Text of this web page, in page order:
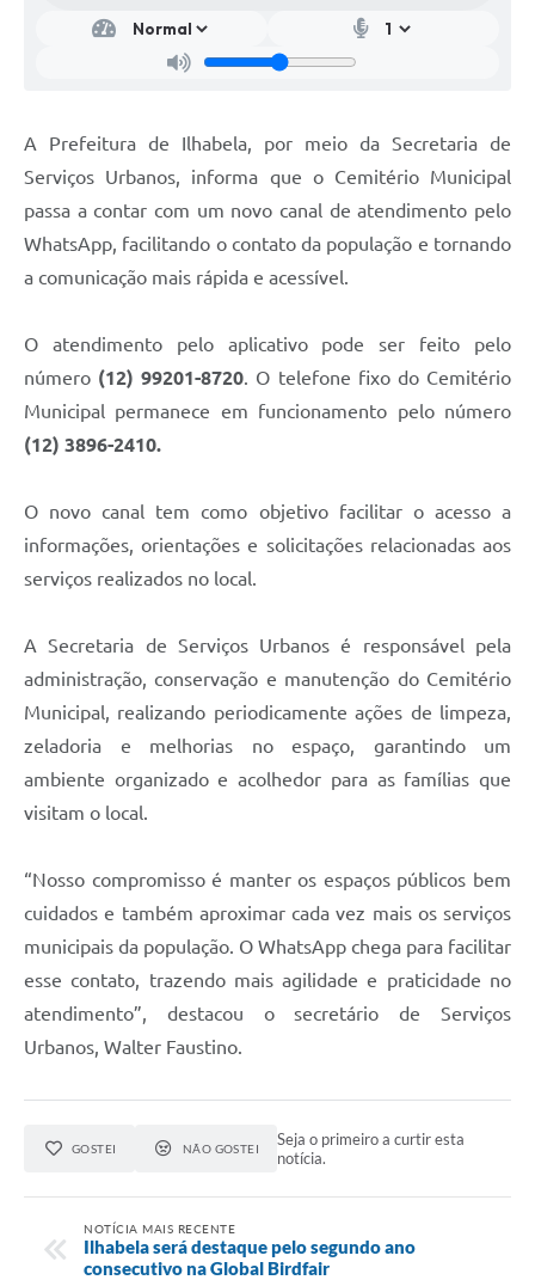
A Prefeitura de Ilhabela, por meio da Secretaria de
Serviços Urbanos, informa que o Cemitério Municipal
passa a contar com um novo canal de atendimento pelo
WhatsApp, facilitando o contato da população e tornando
a comunicação mais rápida e acessível.
O atendimento pelo aplicativo pode ser feito pelo
número (12) 99201-8720 . O telefone fixo do Cemitério
Municipal permanece em funcionamento pelo número
(12) 3896-2410.
O novo canal tem como objetivo facilitar o acesso a
informações, orientações e solicitações relacionadas aos
serviços realizados no local.
A Secretaria de Serviços Urbanos é responsável pela
administração, conservação e manutenção do Cemitério
Municipal, realizando periodicamente ações de limpeza,
zeladoria e melhorias no espaço, garantindo um
ambiente organizado e acolhedor para as famílias que
visitam o local.
“Nosso compromisso é manter os espaços públicos bem
cuidados e também aproximar cada vez mais os serviços
municipais da população. O WhatsApp chega para facilitar
esse contato, trazendo mais agilidade e praticidade no
atendimento”, destacou o secretário de Serviços
Urbanos, Walter Faustino.
GOSTEI NÃO GOSTEI
Seja o primeiro a curtir esta
notícia.
NOTÍCIA MAIS RECENTE
Ilhabela será destaque pelo segundo ano
consecutivo na Global Birdfair